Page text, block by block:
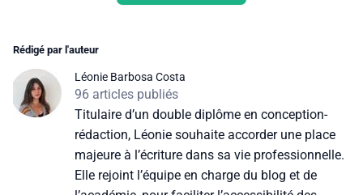
Rédigé par l'auteur
Léonie Barbosa Costa
96 articles publiés
Titulaire d’un double diplôme en conception-
rédaction, Léonie souhaite accorder une place
majeure à l’écriture dans sa vie professionnelle.
Elle rejoint l’équipe en charge du blog et de